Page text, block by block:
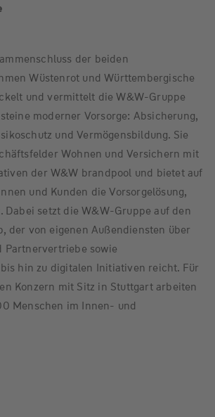
der beiden
Wüstenrot und Württembergische
und vermittelt die W&W-Gruppe
moderner Vorsorge: Absicherung,
und Vermögensbildung. Sie
Wohnen und Versichern mit
der W&W brandpool und bietet auf
und Kunden die Vorsorgelösung,
Dabei setzt die W&W-Gruppe auf den
der von eigenen Außendiensten über
Partnervertriebe sowie
hin zu digitalen Initiativen reicht. Für
Konzern mit Sitz in Stuttgart arbeiten
Menschen im Innen- und